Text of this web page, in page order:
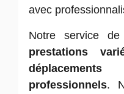
avec
Notre service
prestations
professionnels.